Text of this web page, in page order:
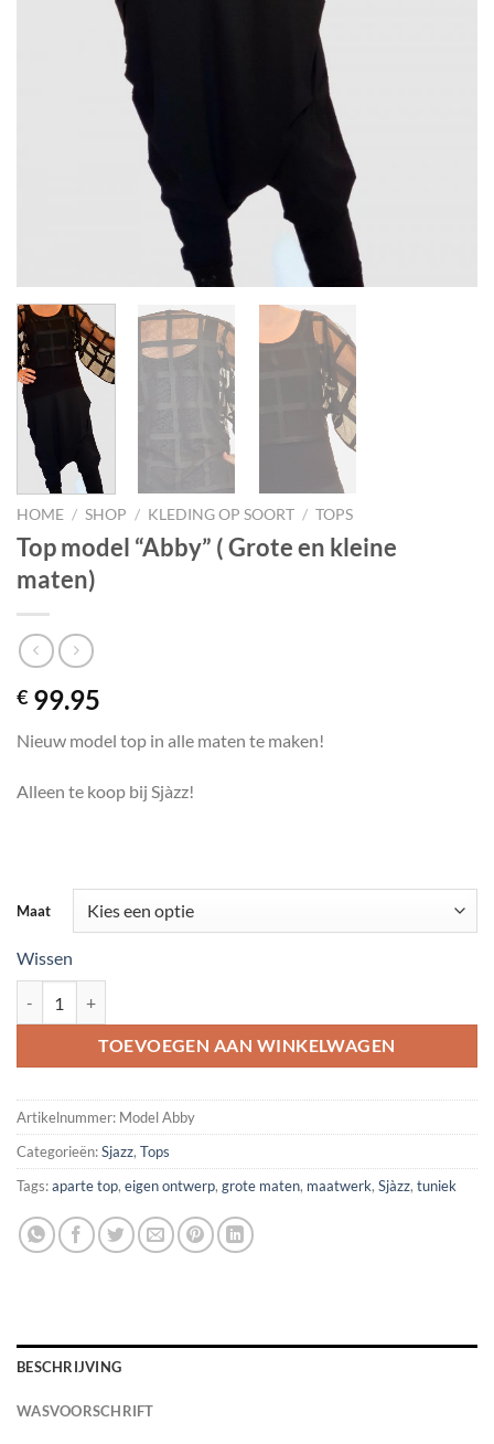
HOME / SHOP / KLEDING OP SOORT / TOPS
Top model “Abby” ( Grote en kleine
maten)
€ 99.95
Nieuw model top in alle maten te maken!
Alleen te koop bij Sjàzz!
Maat
Wissen
TOEVOEGEN AAN WINKELWAGEN
Artikelnummer: Model Abby
Categorieën:Sjazz, Tops
Tags:aparte top, eigen ontwerp, grote maten, maatwerk, Sjàzz, tuniek
BESCHRIJVING
WASVOORSCHRIFT